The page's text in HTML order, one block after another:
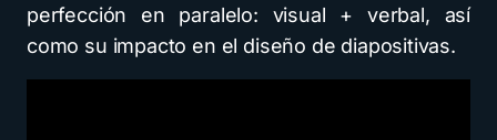
perfección en paralelo: visual + verbal, así
como su impacto en el diseño de diapositivas.